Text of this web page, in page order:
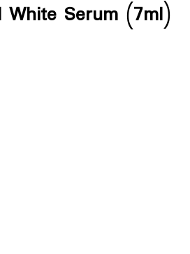
White Serum (7ml)